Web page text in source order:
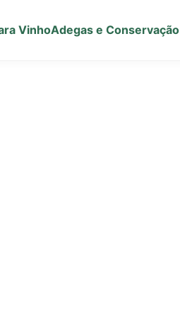
VinhoAdegas e Conservação